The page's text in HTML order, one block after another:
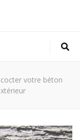
votre béton